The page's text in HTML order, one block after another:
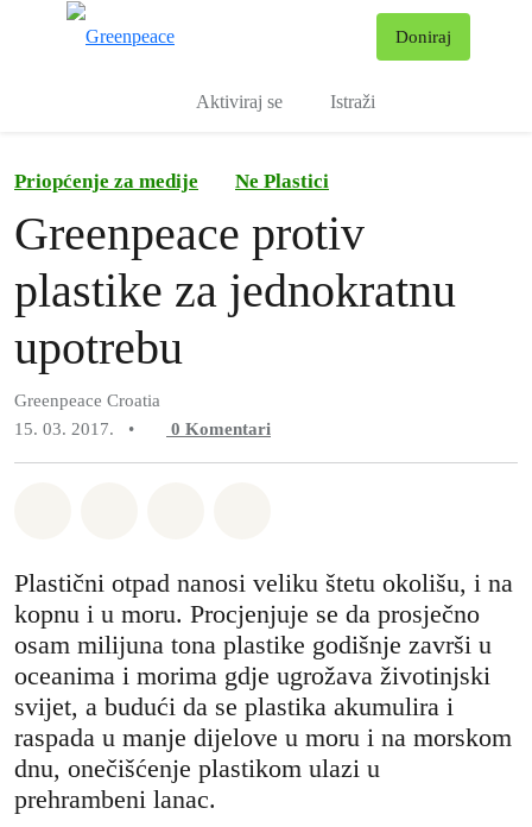
Doniraj
Aktiviraj se Istraži
Priopćenje za medije Ne Plastici
Greenpeace protiv
plastike za jednokratnu
upotrebu
Greenpeace Croatia
15. 03. 2017.
• 0 Komentari
Plastični otpad nanosi veliku štetu okolišu, i na
kopnu i u moru. Procjenjuje se da prosječno
osam milijuna tona plastike godišnje završi u
oceanima i morima gdje ugrožava životinjski
svijet, a budući da se plastika akumulira i
raspada u manje dijelove u moru i na morskom
dnu, onečišćenje plastikom ulazi u
prehrambeni lanac.